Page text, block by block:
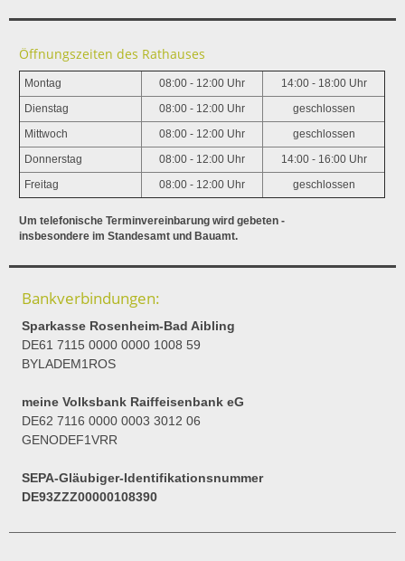
Öffnungszeiten des Rathauses
Montag 08:00 - 12:00 Uhr 14:00 - 18:00 Uhr
Dienstag 08:00 - 12:00 Uhr geschlossen
Mittwoch 08:00 - 12:00 Uhr geschlossen
Donnerstag 08:00 - 12:00 Uhr 14:00 - 16:00 Uhr
Freitag 08:00 - 12:00 Uhr geschlossen
Um telefonische Terminvereinbarung wird gebeten -
insbesondere im Standesamt und Bauamt.
Bankverbindungen:
Sparkasse Rosenheim-Bad Aibling
DE61 7115 0000 0000 1008 59
BYLADEM1ROS
meine Volksbank Raiffeisenbank eG
DE62 7116 0000 0003 3012 06
GENODEF1VRR
SEPA-Gläubiger-Identifikationsnummer
DE93ZZZ00000108390